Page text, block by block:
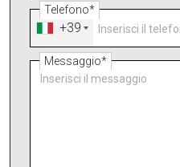
+39
Telefono*
Messaggio*